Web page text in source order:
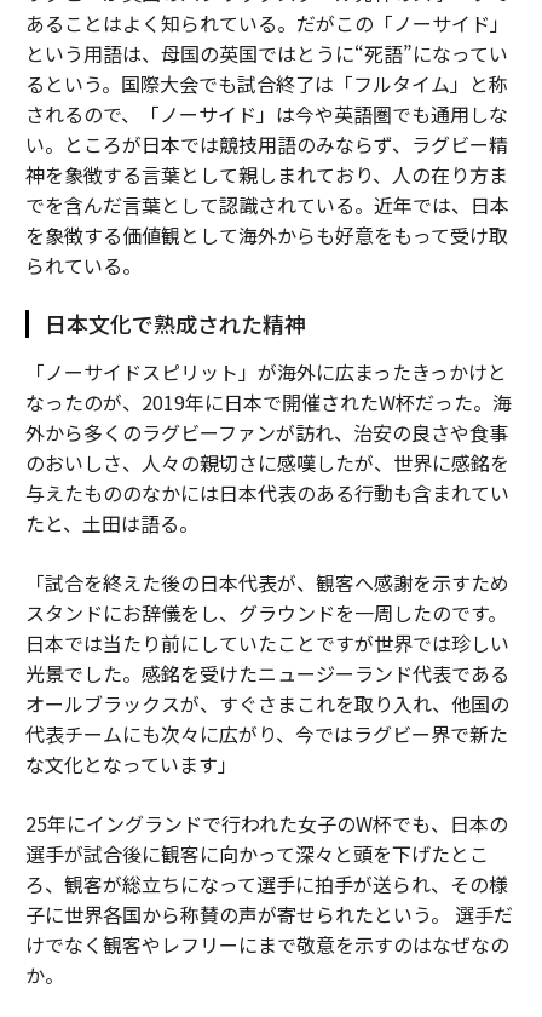
あることはよく知られている。だがこの「ノーサイド」
という用語は、母国の英国ではとうに“死語”になってい
るという。国際大会でも試合終了は「フルタイム」と称
されるので、「ノーサイド」は今や英語圏でも通用しな
い。ところが日本では競技用語のみならず、ラグビー精
神を象徴する言葉として親しまれており、人の在り方ま
でを含んだ言葉として認識されている。近年では、日本
を象徴する価値観として海外からも好意をもって受け取
られている。
日本文化で熟成された精神
「ノーサイドスピリット」が海外に広まったきっかけと
なったのが、2019年に日本で開催されたW杯だった。海
外から多くのラグビーファンが訪れ、治安の良さや食事
のおいしさ、人々の親切さに感嘆したが、世界に感銘を
与えたもののなかには日本代表のある行動も含まれてい
たと、土田は語る。
「試合を終えた後の日本代表が、観客へ感謝を示すため
スタンドにお辞儀をし、グラウンドを一周したのです。
日本では当たり前にしていたことですが世界では珍しい
光景でした。感銘を受けたニュージーランド代表である
オールブラックスが、すぐさまこれを取り入れ、他国の
代表チームにも次々に広がり、今ではラグビー界で新た
な文化となっています」
25年にイングランドで行われた女子のW杯でも、日本の
選手が試合後に観客に向かって深々と頭を下げたとこ
ろ、観客が総立ちになって選手に拍手が送られ、その様
子に世界各国から称賛の声が寄せられたという。 選手だ
けでなく観客やレフリーにまで敬意を示すのはなぜなの
か。